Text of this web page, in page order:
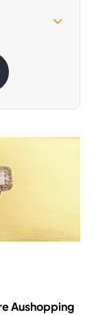
20:00
Aushopping